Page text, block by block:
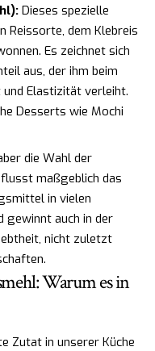
Dieses spezielle
Reissorte, dem Klebreis
Es zeichnet sich
aus, der ihm beim
und Elastizität verleiht.
Desserts wie Mochi
die Wahl der
maßgeblich das
in vielen
gewinnt auch in der
nicht zuletzt
Warum es in
Zutat in unserer Küche